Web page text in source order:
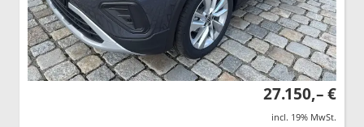
27.150,– €
incl. 19% MwSt.